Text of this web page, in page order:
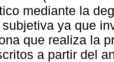
mediante la
ya que
que realiza la
a partir del